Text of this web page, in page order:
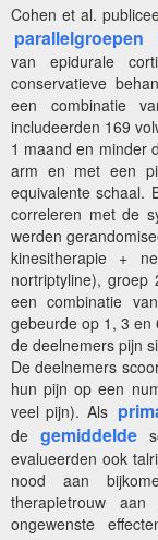
Cohen et al.
parallelgroepen
van epidurale
conservatieve
een combinatie
includeerden 169
1 maand en minder
arm en met een
equivalente schaal.
correleren met de
werden
kinesitherapie +
nortriptyline), groep
een combinatie
gebeurde op 1, 3 en
de deelnemers pijn
De deelnemers
hun pijn op een
veel pijn). Als
de gemiddelde
evalueerden ook
nood aan
therapietrouw
ongewenste